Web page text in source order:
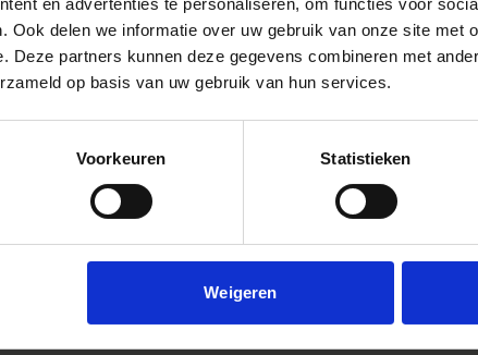
Ook delen we informatie over uw gebruik van onze site met
Deze partners kunnen deze gegevens combineren met
op basis van uw gebruik van hun services.
Voorkeuren Statistieken
Weigeren